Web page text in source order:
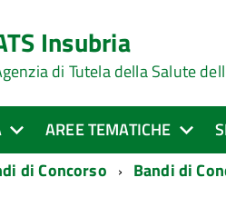
Insubria
di Tutela della Salute
AREE TEMATICHE
di Concorso Bandi di